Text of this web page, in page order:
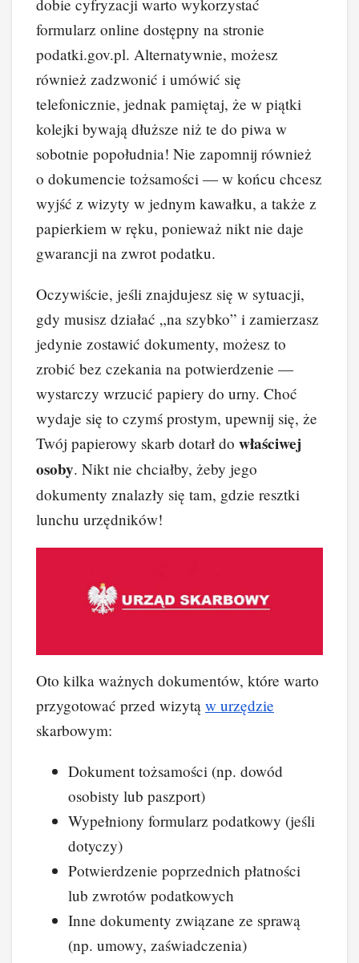
dobie cyfryzacji warto wykorzystać
formularz online dostępny na stronie
podatki.gov.pl. Alternatywnie, możesz
również zadzwonić i umówić się
telefonicznie, jednak pamiętaj, że w piątki
kolejki bywają dłuższe niż te do piwa w
sobotnie popołudnia! Nie zapomnij również
o dokumencie tożsamości — w końcu chcesz
wyjść z wizyty w jednym kawałku, a także z
papierkiem w ręku, ponieważ nikt nie daje
gwarancji na zwrot podatku.
Oczywiście, jeśli znajdujesz się w sytuacji,
gdy musisz działać „na szybko” i zamierzasz
jedynie zostawić dokumenty, możesz to
zrobić bez czekania na potwierdzenie —
wystarczy wrzucić papiery do urny. Choć
wydaje się to czymś prostym, upewnij się, że
Twój papierowy skarb dotarł do właściwej
osoby. Nikt nie chciałby, żeby jego
dokumenty znalazły się tam, gdzie resztki
lunchu urzędników!
Oto kilka ważnych dokumentów, które warto
przygotować przed wizytą w urzędzie
skarbowym:
Dokument tożsamości (np. dowód
osobisty lub paszport)
Wypełniony formularz podatkowy (jeśli
dotyczy)
Potwierdzenie poprzednich płatności
lub zwrotów podatkowych
Inne dokumenty związane ze sprawą
(np. umowy, zaświadczenia)